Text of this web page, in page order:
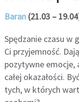
Baran(21.03 –
Spędzanie czasu w
Ci przyjemność.
pozytywne emocje,
całej okazałości.
tych, w których